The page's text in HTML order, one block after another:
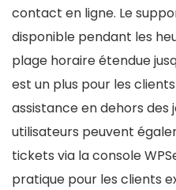
contact en ligne. Le
disponible pendant les
plage horaire étendue
est un plus pour les
assistance en dehors des
utilisateurs peuvent
tickets via la console
pratique pour les clients